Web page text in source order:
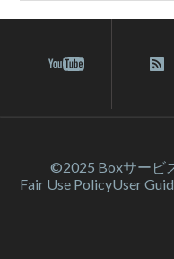
©2025 Boxサービ
Fair Use PolicyUser